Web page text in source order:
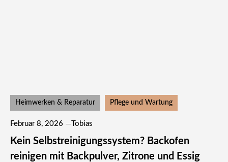
Heimwerken & Reparatur Pflege und Wartung
Februar 8, 2026 Tobias
Kein Selbstreinigungssystem? Backofen
reinigen mit Backpulver, Zitrone und Essig